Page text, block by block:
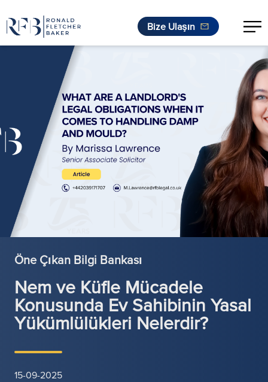
Bize Ulaşın
Öne Çıkan Bilgi Bankası
Nem ve Küfle Mücadele
Konusunda Ev Sahibinin Yasal
Yükümlülükleri Nelerdir?
15-09-2025